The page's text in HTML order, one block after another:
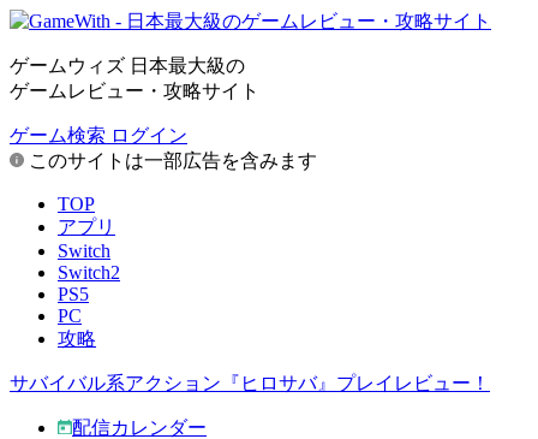
ゲームウィズ 日本最大級の
ゲームレビュー・攻略サイト
ゲーム検索 ログイン
このサイトは一部広告を含みます
TOP
アプリ
Switch
Switch2
PS5
PC
攻略
サバイバル系アクション『ヒロサバ』プレイレビュー！
配信カレンダー